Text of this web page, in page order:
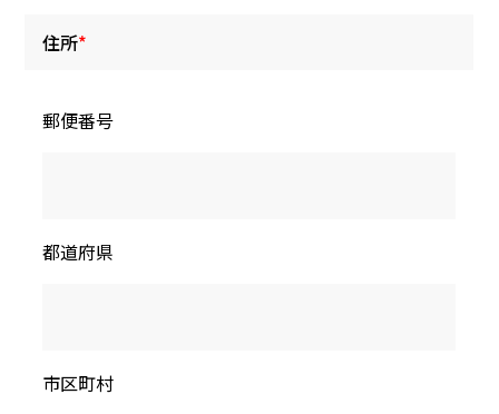
住所*
郵便番号
都道府県
市区町村